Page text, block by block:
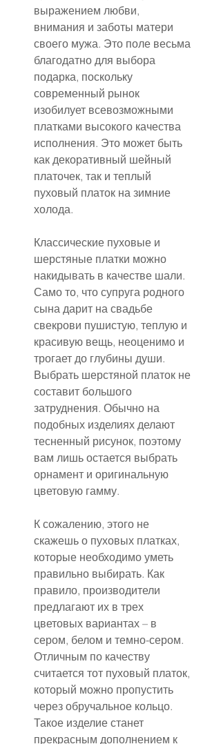
выражением любви,
внимания и заботы матери
своего мужа. Это поле весьма
благодатно для выбора
подарка, поскольку
современный рынок
изобилует всевозможными
платками высокого качества
исполнения. Это может быть
как декоративный шейный
платочек, так и теплый
пуховый платок на зимние
холода.
Классические пуховые и
шерстяные платки можно
накидывать в качестве шали.
Само то, что супруга родного
сына дарит на свадьбе
свекрови пушистую, теплую и
красивую вещь, неоценимо и
трогает до глубины души.
Выбрать шерстяной платок не
составит большого
затруднения. Обычно на
подобных изделиях делают
тесненный рисунок, поэтому
вам лишь остается выбрать
орнамент и оригинальную
цветовую гамму.
К сожалению, этого не
скажешь о пуховых платках,
которые необходимо уметь
правильно выбирать. Как
правило, производители
предлагают их в трех
цветовых вариантах – в
сером, белом и темно-сером.
Отличным по качеству
считается тот пуховый платок,
который можно пропустить
через обручальное кольцо.
Такое изделие станет
прекрасным дополнением к